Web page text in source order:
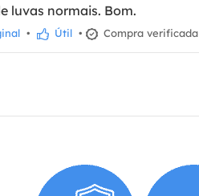
luvas normais. Bom.
• Útil • Compra verificada